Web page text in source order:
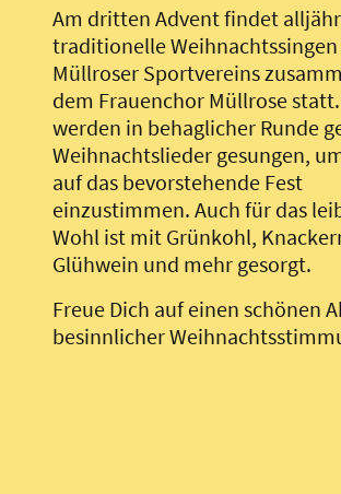
Am dritten Advent findet
traditionelle Weihnachtssingen
Müllroser Sportvereins
dem Frauenchor Müllrose
werden in behaglicher Runde
Weihnachtslieder gesungen,
auf das bevorstehende Fest
einzustimmen. Auch für das
Wohl ist mit Grünkohl,
Glühwein und mehr gesorgt.
Freue Dich auf einen schönen
besinnlicher